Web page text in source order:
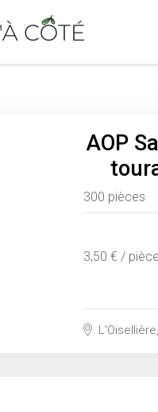
AOP
300 pièces
3,50 € / pièce